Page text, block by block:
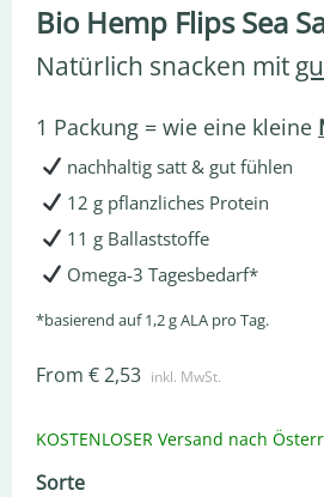
Bio Hemp Flips Sea
Natürlich snacken mit
1 Packung = wie eine kleine
nachhaltig satt & gut fühlen
12 g pflanzliches Protein
11 g Ballaststoffe
Omega-3 Tagesbedarf*
*basierend auf 1,2 g ALA pro Tag.
From €2,53 inkl. MwSt.
KOSTENLOSER Versand nach
Sorte